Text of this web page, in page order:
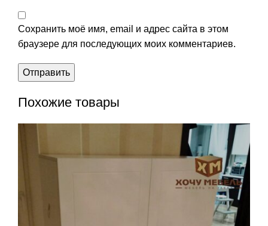
Сохранить моё имя, email и адрес сайта в этом
браузере для последующих моих комментариев.
Похожие товары